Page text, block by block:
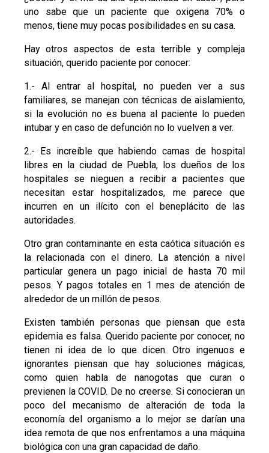
uno sabe que un paciente que oxigena 70% o
menos, tiene muy pocas posibilidades en su casa.
Hay otros aspectos de esta terrible y compleja
situación, querido paciente por conocer:
1.- Al entrar al hospital, no pueden ver a sus
familiares, se manejan con técnicas de aislamiento,
si la evolución no es buena al paciente lo pueden
intubar y en caso de defunción no lo vuelven a ver.
2.- Es increíble que habiendo camas de hospital
libres en la ciudad de Puebla, los dueños de los
hospitales se nieguen a recibir a pacientes que
necesitan estar hospitalizados, me parece que
incurren en un ilícito con el beneplácito de las
autoridades.
Otro gran contaminante en esta caótica situación es
la relacionada con el dinero. La atención a nivel
particular genera un pago inicial de hasta 70 mil
pesos. Y pagos totales en 1 mes de atención de
alrededor de un millón de pesos.
Existen también personas que piensan que esta
epidemia es falsa. Querido paciente por conocer, no
tienen ni idea de lo que dicen. Otro ingenuos e
ignorantes piensan que hay soluciones mágicas,
como quien habla de nanogotas que curan o
previenen la COVID. De no creerse. Si conocieran un
poco del mecanismo de alteración de toda la
economía del organismo a lo mejor se darían una
idea remota de que nos enfrentamos a una máquina
biológica con una gran capacidad de daño.